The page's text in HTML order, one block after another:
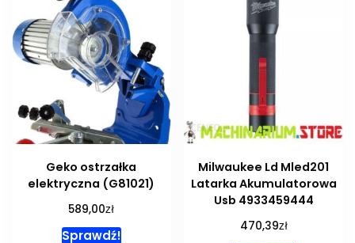
Geko ostrzałka
elektryczna (G81021)
589,00zł
Sprawdź!
Milwaukee Ld Mled201
Latarka Akumulatorowa
Usb 4933459444
470,39zł